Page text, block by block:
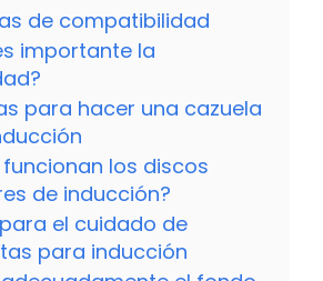
de compatibilidad
importante la
para hacer una cazuela
los discos
de inducción?
el cuidado de
para inducción